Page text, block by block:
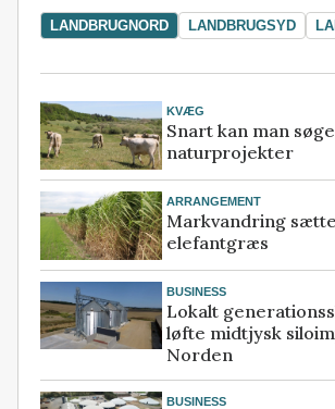
LANDBRUGNORD LANDBRUGSYD
KVÆG
Snart kan man
naturprojekter
ARRANGEMENT
Markvandring
elefantgræs
BUSINESS
Lokalt
løfte midtjysk
Norden
BUSINESS